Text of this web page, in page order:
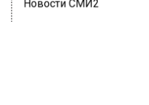
Новости СМИ2